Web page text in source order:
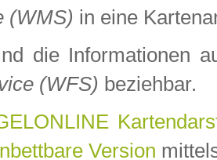
(WMS) in eine
die Informationen
(WFS) beziehbar.
Version